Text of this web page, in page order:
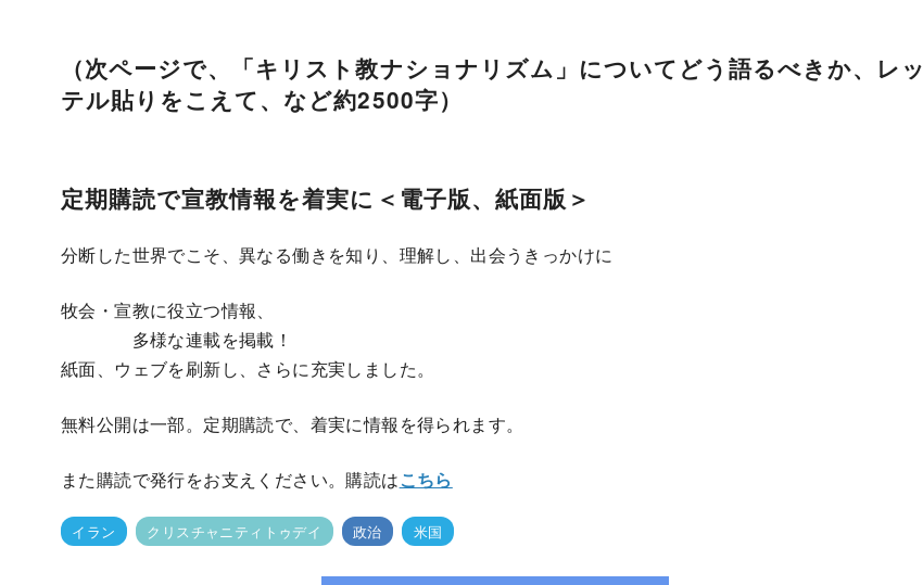
（次ページで、「キリスト教ナショナリズム」についてどう語るべきか、レッ
テル貼りをこえて、など約2500字）
定期購読で宣教情報を着実に＜電子版、紙面版＞
分断した世界でこそ、異なる働きを知り、理解し、出会うきっかけに
牧会・宣教に役立つ情報、
多様な連載を掲載！
紙面、ウェブを刷新し、さらに充実しました。
無料公開は一部。定期購読で、着実に情報を得られます。
また購読で発行をお支えください。購読はこちら
イラン クリスチャニティトゥデイ 政治 米国